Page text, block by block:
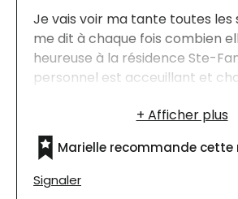
Je vais voir ma tante toutes les
me dit à chaque fois combien
heureuse à la résidence Ste-
personnel est acceuillant et
rythme de vie et elle se sent en
crois que ce qu'elle aime le plus
sent comme à la maison. Il y a
quelqu'un de disponible pour elle
Marielle recommande cette
Signaler